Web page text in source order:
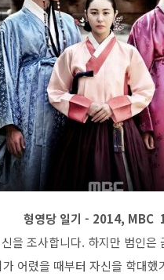
형영당 일기 - 2014, MBC
을 조사합니다. 하지만 범인
어렸을 때부터 자신을 학대